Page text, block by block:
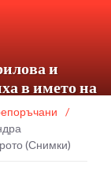
и
в името на
/
(Снимки)